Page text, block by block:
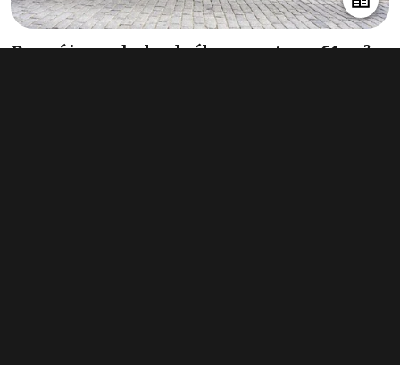
Pronájem obchodního prostoru 61 m²,